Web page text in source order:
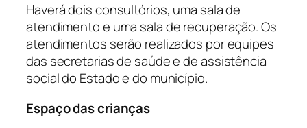
Haverá dois consultórios, uma sala de
atendimento e uma sala de recuperação. Os
atendimentos serão realizados por equipes
das secretarias de saúde e de assistência
social do Estado e do município.
Espaço das crianças